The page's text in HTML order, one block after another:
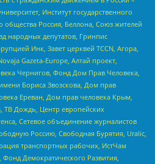
Институт государственного
общества Россия, Беллона, Союз жителей
народных депутатов, Гринпис
Инк, Завет церквей TCCN, Агора,
Gazeta-Europe, Алтай проект,
Чернигов, Фонд Дом Прав Человека,
Бориса Звозскова, Дом прав
Ереван, Дом прав человека Крым,
ТВ Дождь, Центр европейских
Сетевое объединение журналистов
Россию, Свободная Бурятия, Uralic,
транспортных рабочих, ИстЧам
Демократического Развития,